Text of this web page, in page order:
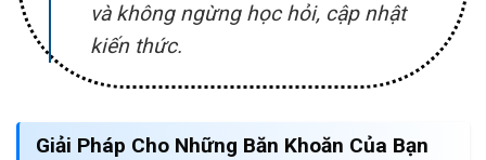
và không ngừng học hỏi, cập nhật
kiến thức.
Giải Pháp Cho Những Băn Khoăn Của Bạn